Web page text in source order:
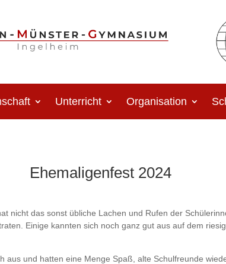
Unterricht Organisation
Ehemaligenfest 2024
nicht das sonst übliche Lachen und Rufen der
Einige kannten sich noch ganz gut aus auf dem
und hatten eine Menge Spaß, alte Schulfreunde